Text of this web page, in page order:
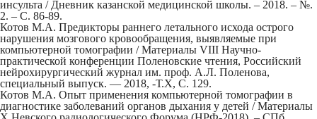
инсульта / Дневник казанской медицинской школы. – 2018. – №.
2. – С. 86-89.
Котов М.А. Предикторы раннего летального исхода острого
нарушения мозгового кровообращения, выявляемые при
компьютерной томографии / Материалы VIII Научно-
практической конференции Поленовские чтения, Российский
нейрохирургический журнал им. проф. А.Л. Поленова,
специальный выпуск. — 2018, -Т.Х, С. 129.
Котов М.А. Опыт применения компьютерной томографии в
диагностике заболеваний органов дыхания у детей / Материалы